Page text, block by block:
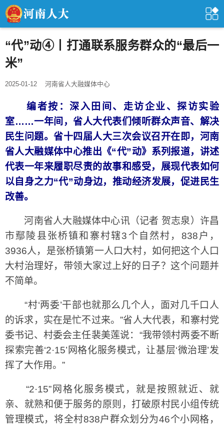
“代”动④丨打通联系服务群众的“最后一
米”
2025-01-12 河南省人大融媒体中心
编者按：深入田间、走访企业、探访实验
室……一年间，省人大代表们倾听群众声音、解决
民生问题。省十四届人大三次会议召开在即，河南
省人大融媒体中心推出《“代”动》系列报道，讲述
代表一年来履职尽责的故事和感受，展现代表如何
以自身之力“代”动身边，推动经济发展，促进民生
改善。
河南省人大融媒体中心讯（记者 贺志泉）许昌
市鄢陵县张桥镇和寨村辖3个自然村，838户，
3936人，是张桥镇第一人口大村，如何把这个人口
大村治理好，带领大家过上好的日子？这个问题并
不简单。
“村‘两委’干部也就那么几个人，面对几千口人
的诉求，实在是忙不过来。”省人大代表，和寨村党
委书记、村委会主任裴美莲说：“我带领村两委不断
探索完善‘2·15’网格化服务模式，让基层‘微治理’发
挥了大作用。”
“2·15”网格化服务模式，就是按照就近、就
亲、就熟和便于服务的原则，打破原村民小组传统
管理模式，将全村838户群众划分为46个小网格，